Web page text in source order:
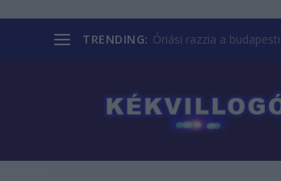
TRENDING: Óriási razzia a